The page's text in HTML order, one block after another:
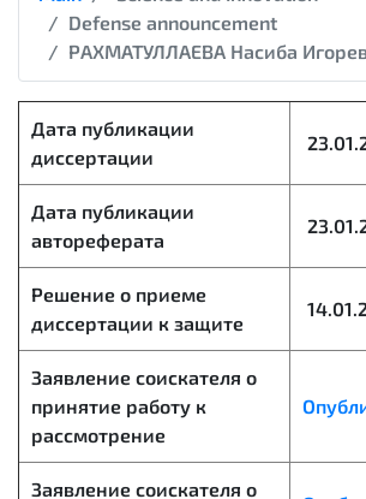
Defense announcement
РАХМАТУЛЛАЕВА Насиба
Дата публикации
диссертации
Дата публикации
автореферата
Решение о приеме
диссертации к защите
Заявление соискателя о
принятие работу к
рассмотрение
Заявление соискателя о